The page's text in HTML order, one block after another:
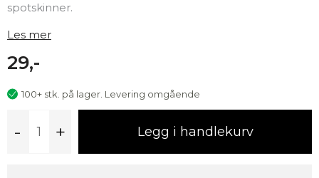
spotskinner.
Les mer
29,-
100+ stk. på lager. Levering omgående
-
Base
+ Legg i handlekurv